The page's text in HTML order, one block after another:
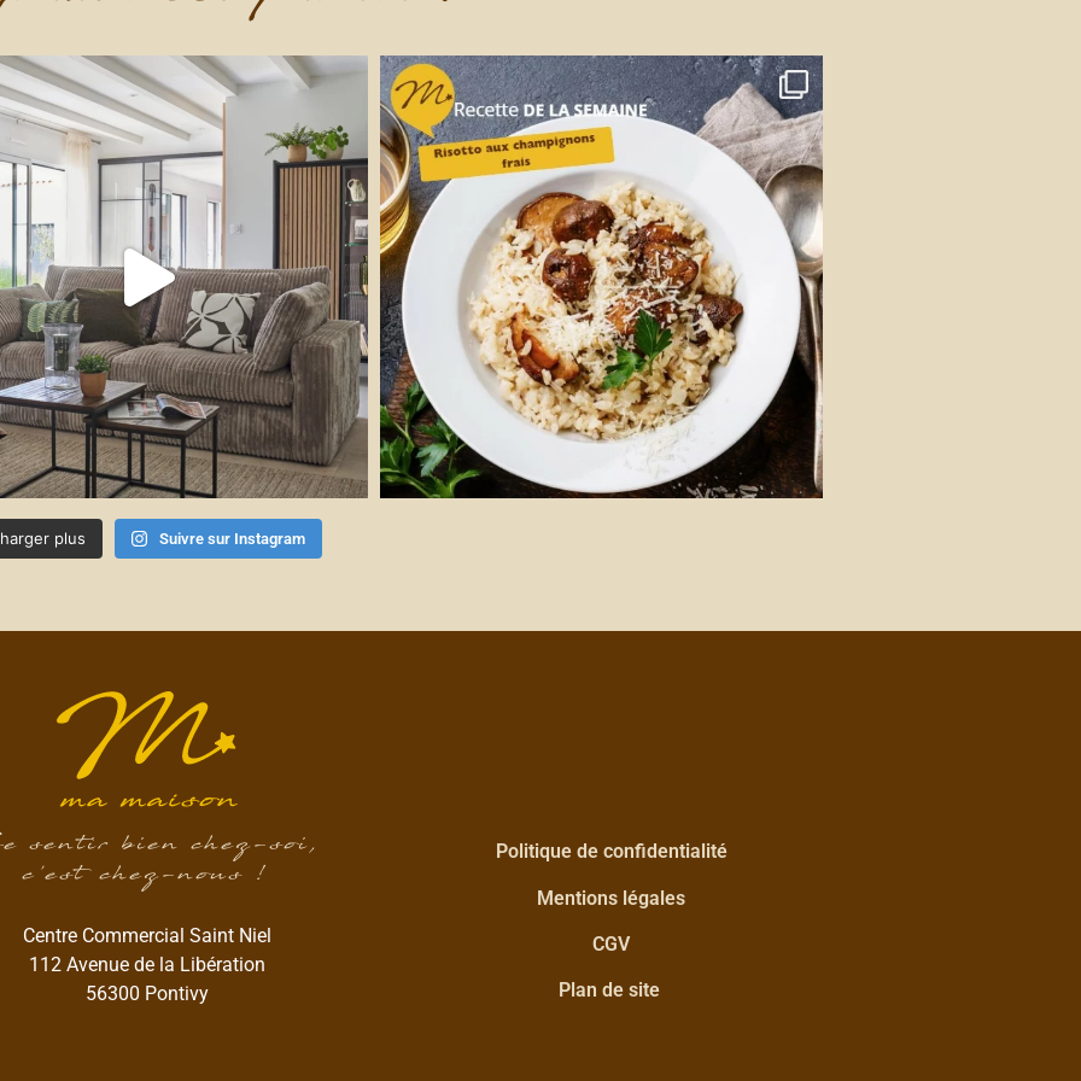
plus Suivre sur Instagram
sentir bien chez-soi,
c’est chez-nous !
Centre Commercial Saint Niel
112 Avenue de la Libération
56300 Pontivy
Politique de confidentialité
Mentions légales
CGV
Plan de site